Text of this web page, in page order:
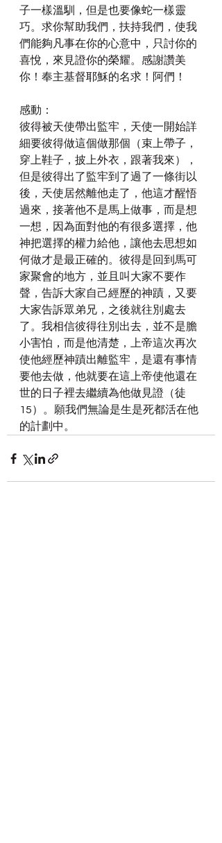
子一樣溫馴，但是也要像蛇一樣靈
巧。求你幫助我們，扶持我們，使我
們能夠凡事在你的心意中，只討你的
喜悅，來見證你的榮耀。感謝讚美
你！奉主基督耶穌的名求！阿們！
感動：
彼得被天使帶出監牢，天使一開始詳
細要彼得做這個做那個（束上帶子，
穿上鞋子，披上外衣，跟著我來），
但是彼得出了監牢到了過了一條街以
後，天使居然離他走了，他這才醒悟
過來，接著他不是馬上做事，而是想
一想，因為面對他的有很多選擇，他
神把選擇的權力給他，讓他去思想如
何做才是最正確的。彼得是回到馬可
家聚會的地方，並且叫大家不要作
聲，告訴大家自己經歷的神蹟，又要
大家告訴眾弟兄，之後就往別處去
了。我相信彼得往別出去，並不是膽
小害怕，而是他清楚，上帝這次再次
使他經歷神蹟出離監牢，是還有事情
要他去做，他就要在這上帝使他還在
世的日子裡去繼續為他做見證（徒
15）。願我們無論是生是死都活在他
的計劃中。